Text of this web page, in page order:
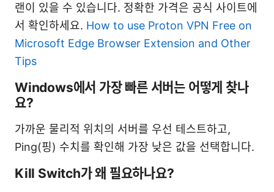
랜이 있을 수 있습니다. 정확한 가격은 공식 사이트에
서 확인하세요. How to use Proton VPN Free on
Microsoft Edge Browser Extension and Other
Tips
Windows에서 가장 빠른 서버는 어떻게 찾나
요?
가까운 물리적 위치의 서버를 우선 테스트하고,
Ping(핑) 수치를 확인해 가장 낮은 값을 선택합니다.
Kill Switch가 왜 필요하나요?